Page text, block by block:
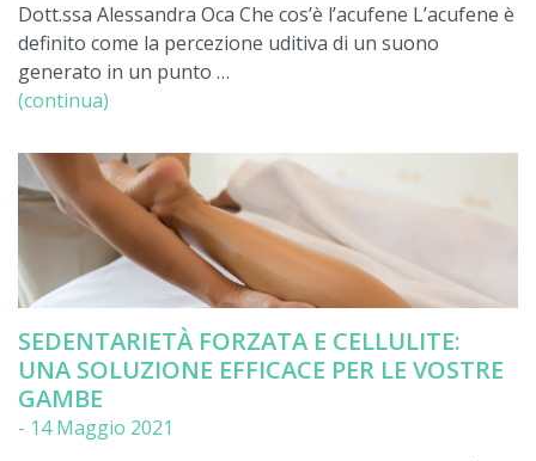
Dott.ssa Alessandra Oca Che cos’è l’acufene L’acufene è
definito come la percezione uditiva di un suono
generato in un punto …
(continua)
SEDENTARIETÀ FORZATA E CELLULITE:
UNA SOLUZIONE EFFICACE PER LE VOSTRE
GAMBE
- 14 Maggio 2021